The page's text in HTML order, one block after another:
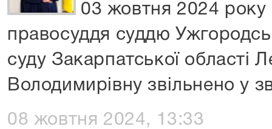
03 жовтня 2024
правосуддя суддю
суду Закарпатської області
Володимирівну звільнено у
08 жовтня 2024, 13:33